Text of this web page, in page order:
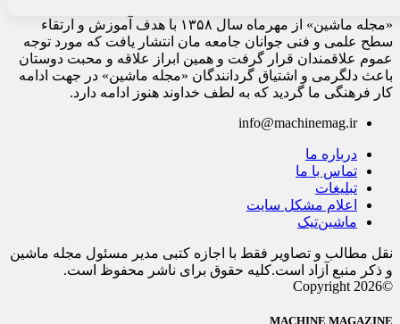
«مجله ماشین» از مهرماه سال ۱۳۵۸ با هدف آموزش و ارتقاء
سطح علمی و فنی جوانان جامعه مان انتشار یافت که مورد توجه
عموم علاقمندان قرار گرفت و همین ابراز علاقه و محبت دوستان
باعث دلگرمی و اشتیاق گردانندگان «مجله ماشین» در جهت ادامه
کار فرهنگی ما گردید که به لطف خداوند هنوز ادامه دارد.
info@machinemag.ir
درباره ما
تماس با ما
تبلیغات
اعلام مشکل سایت
ماشین‌تیک
نقل مطالب و تصاویر فقط با اجازه کتبی مدیر مسئول مجله ماشین
و ذکر منبع آزاد است.کلیه حقوق برای ناشر محفوظ است.
©Copyright 2026
MACHINE MAGAZINE